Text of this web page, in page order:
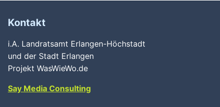
Kontakt
i.A. Landratsamt Erlangen-Höchstadt
und der Stadt Erlangen
Projekt WasWieWo.de
Say Media Consulting